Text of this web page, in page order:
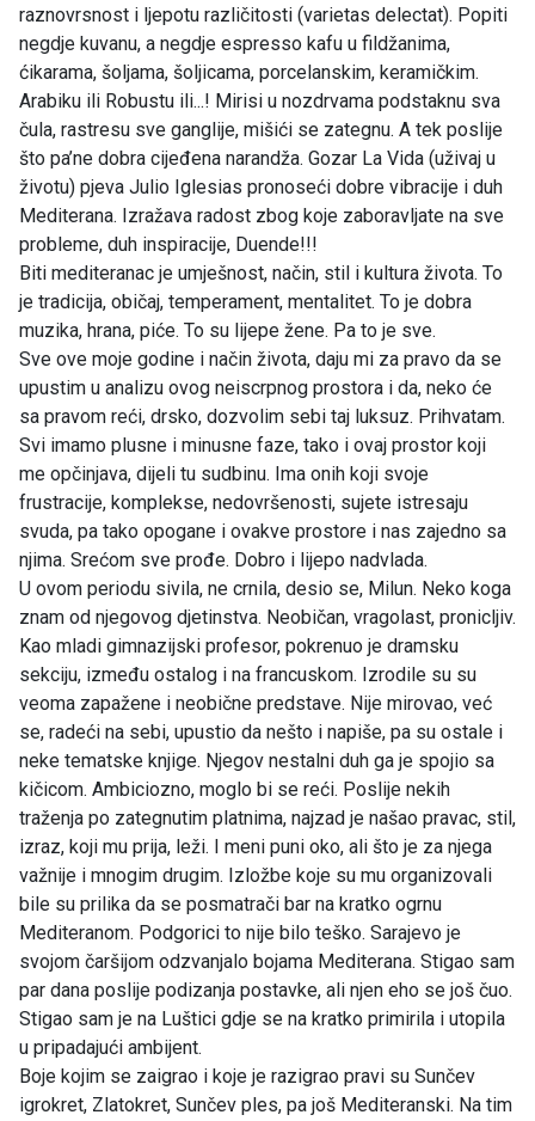
raznovrsnost i ljepotu različitosti (varietas delectat). Popiti
negdje kuvanu, a negdje espresso kafu u fildžanima,
ćikarama, šoljama, šoljicama, porcelanskim, keramičkim.
Arabiku ili Robustu ili...! Mirisi u nozdrvama podstaknu sva
čula, rastresu sve ganglije, mišići se zategnu. A tek poslije
što pa’ne dobra cijeđena narandža. Gozar La Vida (uživaj u
životu) pjeva Julio Iglesias pronoseći dobre vibracije i duh
Mediterana. Izražava radost zbog koje zaboravljate na sve
probleme, duh inspiracije, Duende!!!
Biti mediteranac je umješnost, način, stil i kultura života. To
je tradicija, običaj, temperament, mentalitet. To je dobra
muzika, hrana, piće. To su lijepe žene. Pa to je sve.
Sve ove moje godine i način života, daju mi za pravo da se
upustim u analizu ovog neiscrpnog prostora i da, neko će
sa pravom reći, drsko, dozvolim sebi taj luksuz. Prihvatam.
Svi imamo plusne i minusne faze, tako i ovaj prostor koji
me opčinjava, dijeli tu sudbinu. Ima onih koji svoje
frustracije, komplekse, nedovršenosti, sujete istresaju
svuda, pa tako opogane i ovakve prostore i nas zajedno sa
njima. Srećom sve prođe. Dobro i lijepo nadvlada.
U ovom periodu sivila, ne crnila, desio se, Milun. Neko koga
znam od njegovog djetinstva. Neobičan, vragolast, pronicljiv.
Kao mladi gimnazijski profesor, pokrenuo je dramsku
sekciju, između ostalog i na francuskom. Izrodile su su
veoma zapažene i neobične predstave. Nije mirovao, već
se, radeći na sebi, upustio da nešto i napiše, pa su ostale i
neke tematske knjige. Njegov nestalni duh ga je spojio sa
kičicom. Ambiciozno, moglo bi se reći. Poslije nekih
traženja po zategnutim platnima, najzad je našao pravac, stil,
izraz, koji mu prija, leži. I meni puni oko, ali što je za njega
važnije i mnogim drugim. Izložbe koje su mu organizovali
bile su prilika da se posmatrači bar na kratko ogrnu
Mediteranom. Podgorici to nije bilo teško. Sarajevo je
svojom čaršijom odzvanjalo bojama Mediterana. Stigao sam
par dana poslije podizanja postavke, ali njen eho se još čuo.
Stigao sam je na Luštici gdje se na kratko primirila i utopila
u pripadajući ambijent.
Boje kojim se zaigrao i koje je razigrao pravi su Sunčev
igrokret, Zlatokret, Sunčev ples, pa još Mediteranski. Na tim